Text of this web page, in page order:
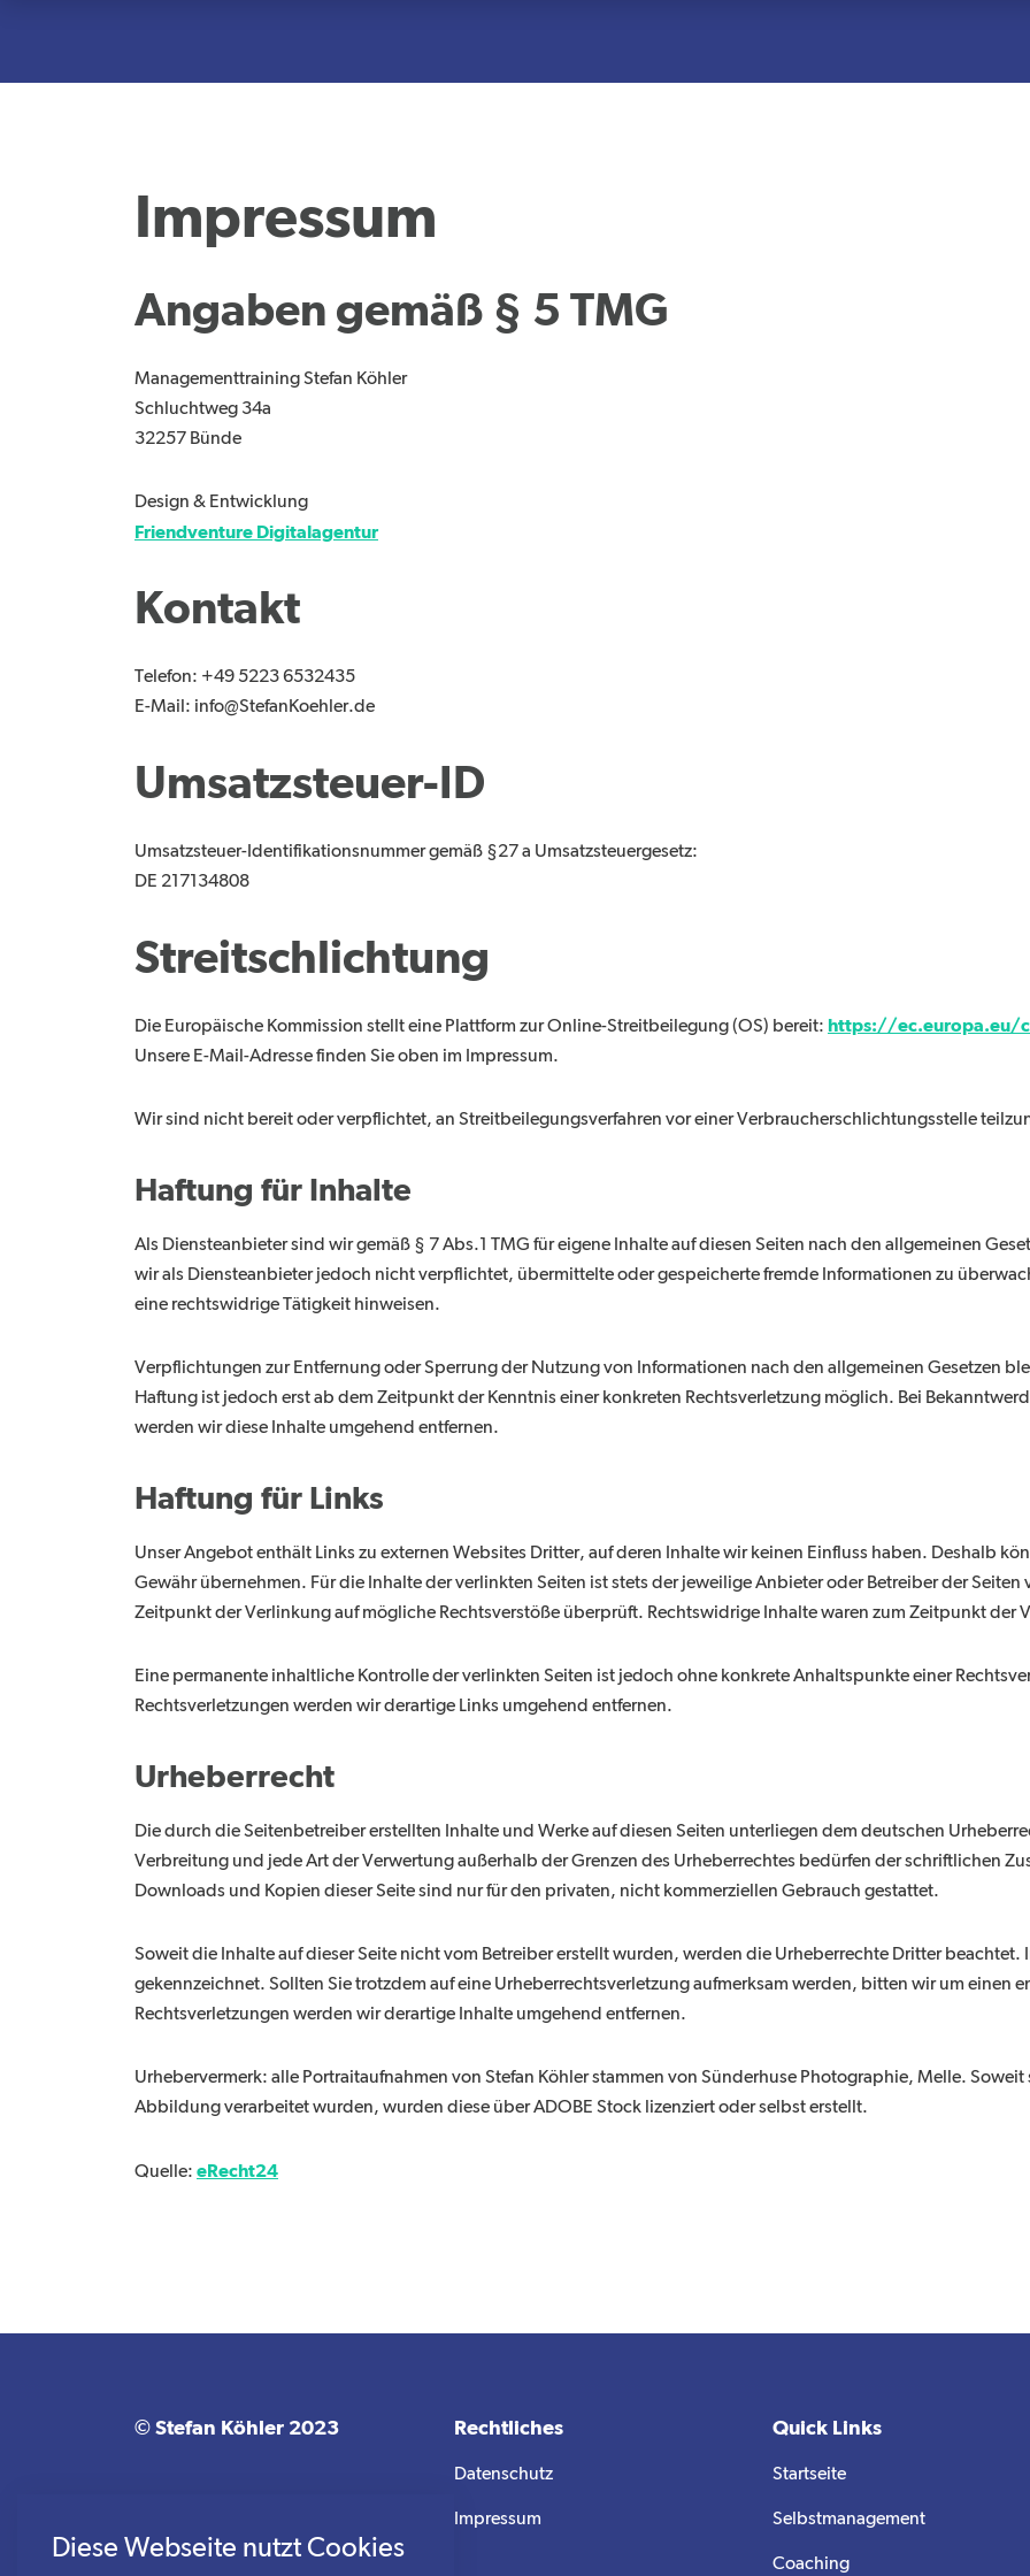
Impressum
Angaben gemäß § 5 TMG
Managementtraining Stefan Köhler
Schluchtweg 34a
32257 Bünde
Design & Entwicklung
Friendventure Digitalagentur
Kontakt
Telefon: +49 5223 6532435
E-Mail: info@StefanKoehler.de
Umsatzsteuer-ID
Umsatzsteuer-Identifikationsnummer gemäß §27 a Umsatzsteuergesetz:
DE 217134808
Streitschlichtung
Die Europäische Kommission stellt eine Plattform zur Online-Streitbeilegung (OS) bereit: https://ec.europa.eu/
Unsere E-Mail-Adresse finden Sie oben im Impressum.
Wir sind nicht bereit oder verpflichtet, an Streitbeilegungsverfahren vor einer Verbraucherschlichtungsstelle
Haftung für Inhalte
Als Diensteanbieter sind wir gemäß § 7 Abs.1 TMG für eigene Inhalte auf diesen Seiten nach den allgemeinen
wir als Diensteanbieter jedoch nicht verpflichtet, übermittelte oder gespeicherte fremde Informationen zu
eine rechtswidrige Tätigkeit hinweisen.
Verpflichtungen zur Entfernung oder Sperrung der Nutzung von Informationen nach den allgemeinen Gesetzen
Haftung ist jedoch erst ab dem Zeitpunkt der Kenntnis einer konkreten Rechtsverletzung möglich. Bei
werden wir diese Inhalte umgehend entfernen.
Haftung für Links
Unser Angebot enthält Links zu externen Websites Dritter, auf deren Inhalte wir keinen Einfluss haben. Deshalb
Gewähr übernehmen. Für die Inhalte der verlinkten Seiten ist stets der jeweilige Anbieter oder Betreiber der
Zeitpunkt der Verlinkung auf mögliche Rechtsverstöße überprüft. Rechtswidrige Inhalte waren zum Zeitpunkt der
Eine permanente inhaltliche Kontrolle der verlinkten Seiten ist jedoch ohne konkrete Anhaltspunkte einer
Rechtsverletzungen werden wir derartige Links umgehend entfernen.
Urheberrecht
Die durch die Seitenbetreiber erstellten Inhalte und Werke auf diesen Seiten unterliegen dem deutschen
Verbreitung und jede Art der Verwertung außerhalb der Grenzen des Urheberrechtes bedürfen der schriftlichen
Downloads und Kopien dieser Seite sind nur für den privaten, nicht kommerziellen Gebrauch gestattet.
Soweit die Inhalte auf dieser Seite nicht vom Betreiber erstellt wurden, werden die Urheberrechte Dritter
gekennzeichnet. Sollten Sie trotzdem auf eine Urheberrechtsverletzung aufmerksam werden, bitten wir um einen
Rechtsverletzungen werden wir derartige Inhalte umgehend entfernen.
Urhebervermerk: alle Portraitaufnahmen von Stefan Köhler stammen von Sünderhuse Photographie, Melle.
Abbildung verarbeitet wurden, wurden diese über ADOBE Stock lizenziert oder selbst erstellt.
Quelle: eRecht24
© Stefan Köhler 2023 Rechtliches
Datenschutz
Impressum
Quick Links
Startseite
Selbstmanagement
Coaching
Diese Webseite nutzt Cookies